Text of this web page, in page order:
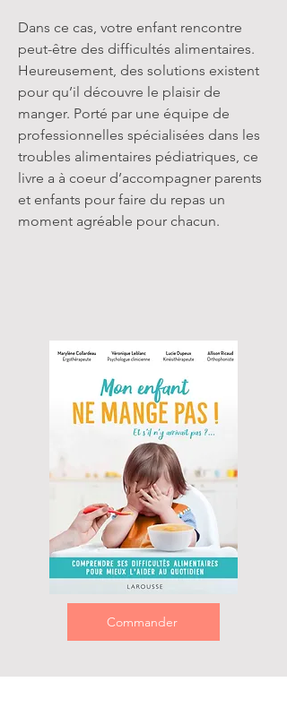
Dans ce cas, votre enfant rencontre
peut-être des difficultés alimentaires.
Heureusement, des solutions existent
pour qu’il découvre le plaisir de
manger. Porté par une équipe de
professionnelles spécialisées dans les
troubles alimentaires pédiatriques, ce
livre a à coeur d’accompagner parents
et enfants pour faire du repas un
moment agréable pour chacun.
Commander